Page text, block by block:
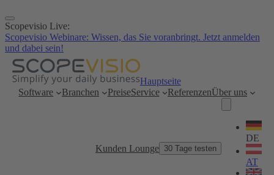
Zum
Inhalt
springen
Scopevisio Live:
Scopevisio Webinare: Wissen, das Sie voranbringt. Jetzt anmelden
und dabei sein!
Hauptseite
Software
Branchen PreiseService ReferenzenÜber uns
Kunden Lounge 30 Tage testen
Sprache
wählen
DE
AT